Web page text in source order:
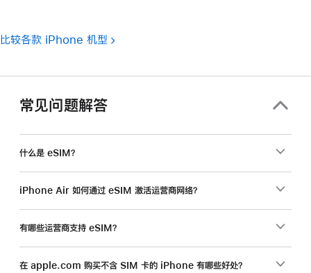
比较各款 iPhone 机型
常见问题解答
什么是 eSIM？
iPhone Air 如何通过 eSIM 激活运营商网络？
有哪些运营商支持 eSIM？
在 apple.com 购买不含 SIM 卡的 iPhone 有哪些好处？